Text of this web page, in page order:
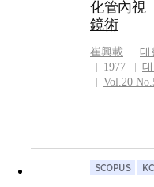
化管內視
鏡術
崔興載
대
1977
Vol.20